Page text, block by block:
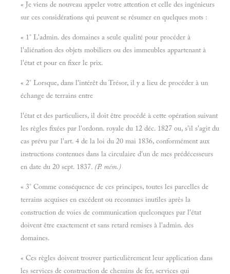
« Je viens de nouveau appeler votre attention et celle des ingénieurs
sur ces considérations qui peuvent se résumer en quelques mots :
« 1° L'admin. des domaines a seule qualité pour procéder à
l'aliénation des objets mobiliers ou des immeubles appartenant à
l'état et pour en fixer le prix.
« 2° Lorsque, dans l'intérêt du Trésor, il y a lieu de procéder à un
échange de terrains entre
l'état et des particuliers, il doit être procédé à cette opération suivant
les règles fixées par l'ordonn. royale du 12 déc. 1827 ou, s'il s'agit du
cas prévu par l'art. 4 de la loi du 20 mai 1836, conformément aux
instructions contenues dans la circulaire d'un de mes prédécesseurs
en date du 20 sept. 1837. (P. mém.)
« 3° Comme conséquence de ces principes, toutes les parcelles de
terrains acquises en excédent ou reconnues inutiles après la
construction de voies de communication quelconques par l'état
doivent être exactement et sans retard remises à l'admin. des
domaines.
« Ces règles doivent trouver particulièrement leur application dans
les services de construction de chemins de fer, services qui